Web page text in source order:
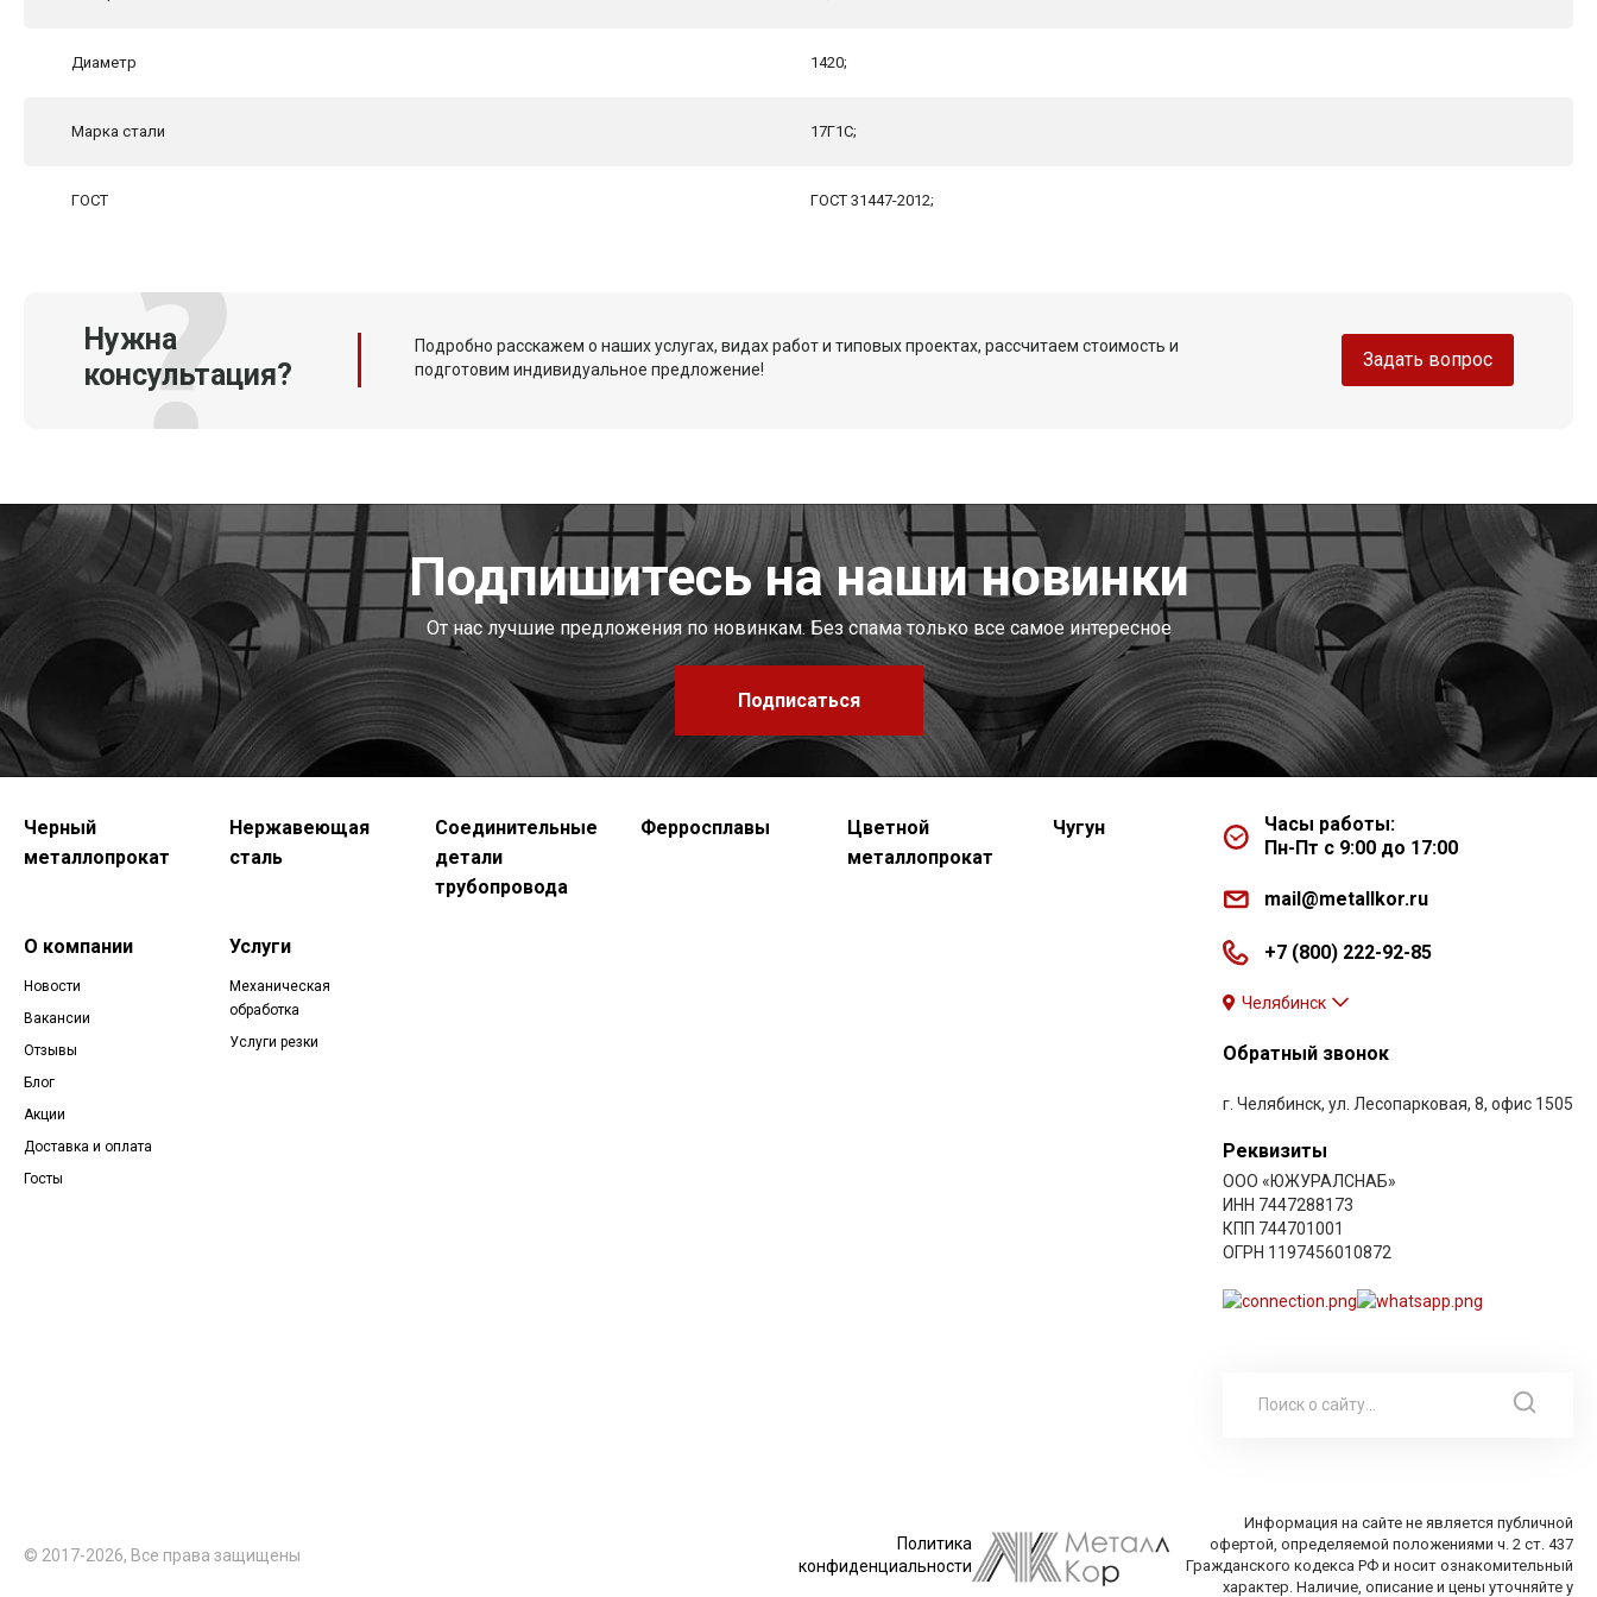
Диаметр 1420;
Марка стали 17Г1С;
ГОСТ ГОСТ 31447-2012;
Нужна
консультация?
Подробно расскажем о наших услугах, видах работ и типовых проектах, рассчитаем стоимость и
подготовим индивидуальное предложение!
Задать вопрос
Подпишитесь на наши новинки
От нас лучшие предложения по новинкам. Без спама только все самое интересное
Подписаться
Черный
металлопрокат
Нержавеющая
сталь
Соединительные
детали
трубопровода
Ферросплавы
Цветной
металлопрокат
Чугун
О компании
Новости
Вакансии
Отзывы
Блог
Акции
Доставка и оплата
Госты
Услуги
Механическая
обработка
Услуги резки
Часы работы:
Пн-Пт с 9:00 до 17:00
mail@metallkor.ru
+7 (800) 222-92-85
Челябинск
Обратный звонок
г. Челябинск, ул. Лесопарковая, 8, офис 1505
Реквизиты
ООО «ЮЖУРАЛСНАБ»
ИНН 7447288173
КПП 744701001
ОГРН 1197456010872
© 2017-2026, Все права защищены
Политика
конфиденциальности
Информация на сайте не является публичной
офертой, определяемой положениями ч. 2 ст. 437
Гражданского кодекса РФ и носит ознакомительный
характер. Наличие, описание и цены уточняйте у